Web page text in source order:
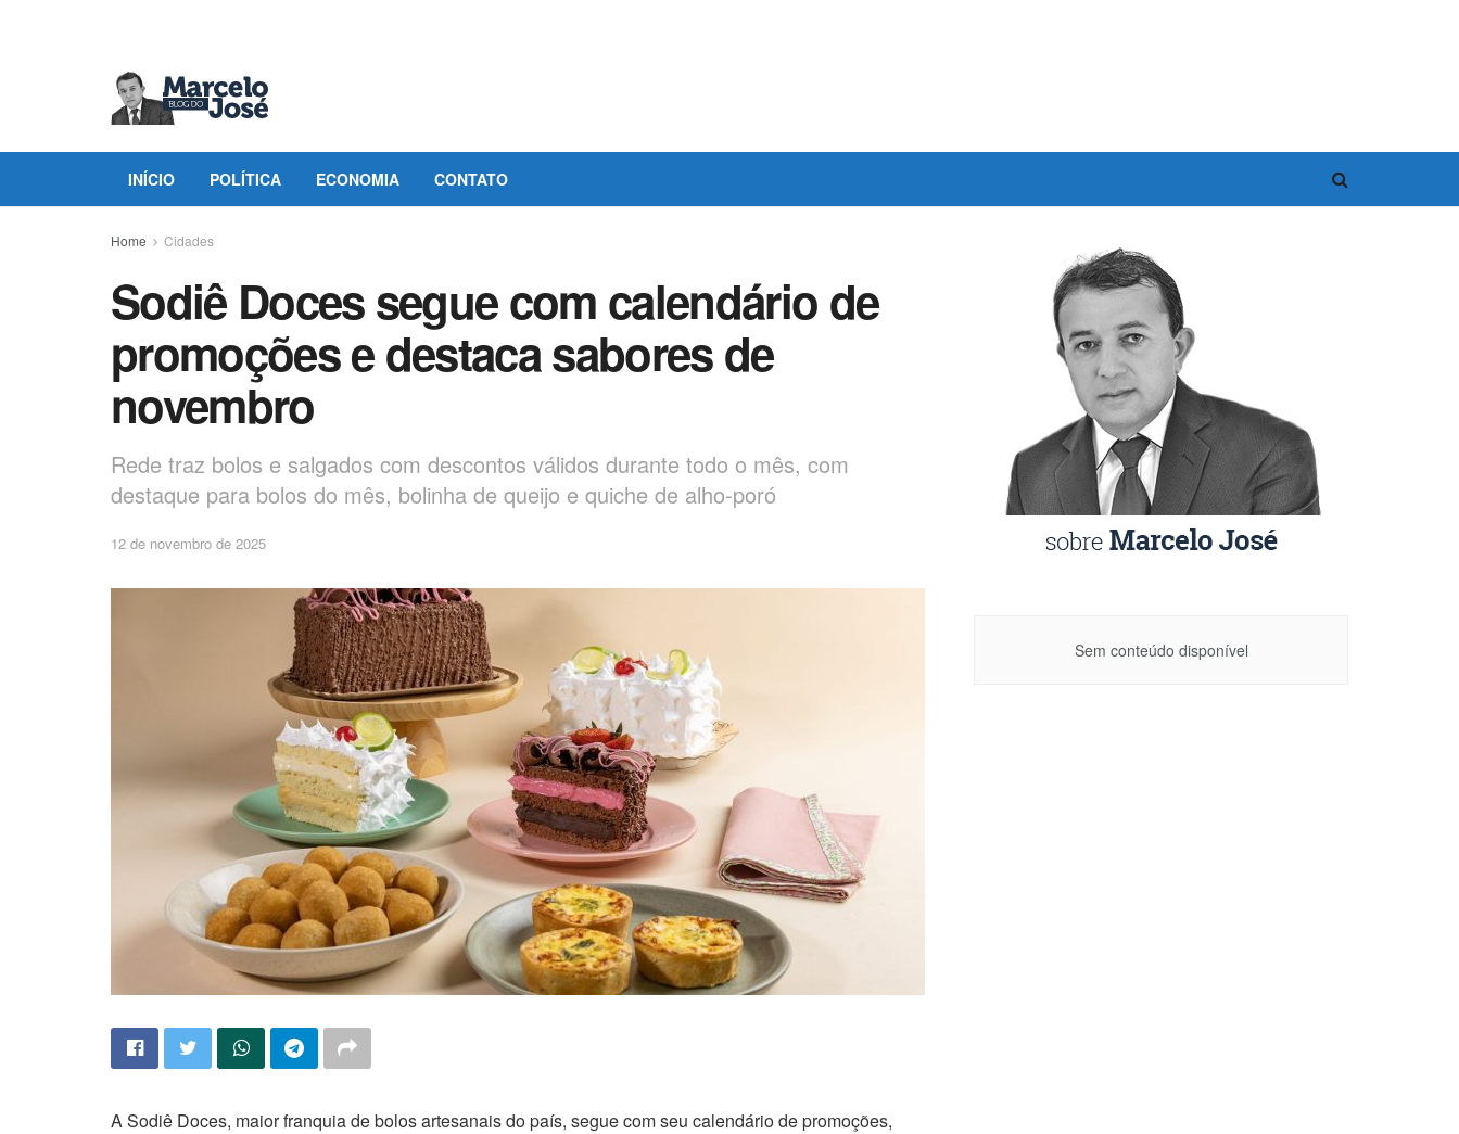
INÍCIO POLÍTICA ECONOMIA CONTATO
Home Cidades
Sodiê Doces segue com calendário de
promoções e destaca sabores de
novembro
Rede traz bolos e salgados com descontos válidos durante todo o mês, com
destaque para bolos do mês, bolinha de queijo e quiche de alho-poró
12 de novembro de 2025
A Sodiê Doces, maior franquia de bolos artesanais do país, segue com seu calendário de promoções,
Sem conteúdo disponível